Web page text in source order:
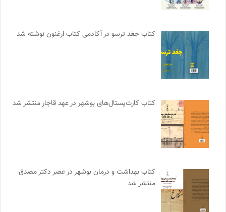
کتاب جغد ترسو در آکادمی کتاب ارغنون نوشته شد
کتاب کارت‌پستال‌های بوشهر در عهد قاجار منتشر شد
کتاب بهداشت و درمان بوشهر در عصر دکتر مصدق
منتشر شد